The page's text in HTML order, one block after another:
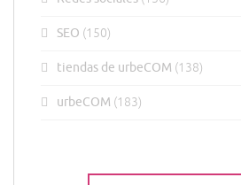
SEO (150)
tiendas de urbeCOM (138)
urbeCOM (183)